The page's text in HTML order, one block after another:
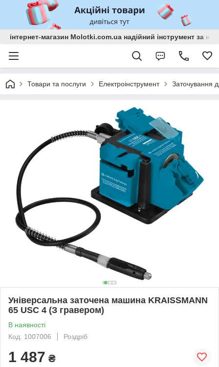
інтернет-магазин Molotki.com.ua надійний інструмент за
Товари та послуги Електроінструмент Заточування
Універсальна заточена машина KRAISSMANN
65 USC 4 (З гравером)
В наявності
Код: 1007006
Роздріб
1 487 ₴